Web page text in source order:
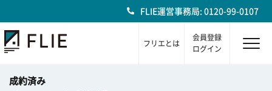
FLIE運営事務局: 0120-99-0107
フリエとは
会員登録
ログイン
成約済み